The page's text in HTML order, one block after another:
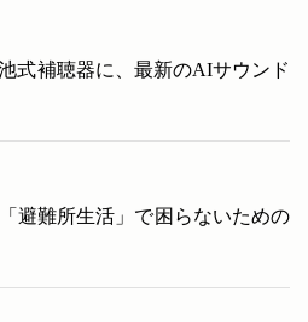
式補聴器に、最新のAIサウンド
避難所生活」で困らないための